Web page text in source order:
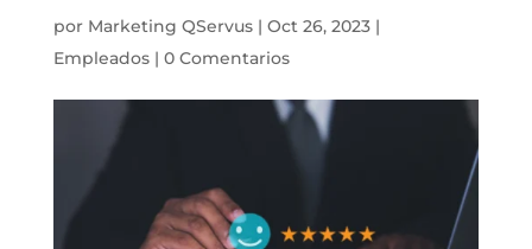
por Marketing QServus| Oct 26, 2023|
Empleados| 0 Comentarios